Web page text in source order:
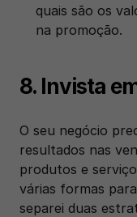
quais são os
na promoção.
8. Invista
O seu negócio
resultados nas
produtos e
várias formas
separei duas